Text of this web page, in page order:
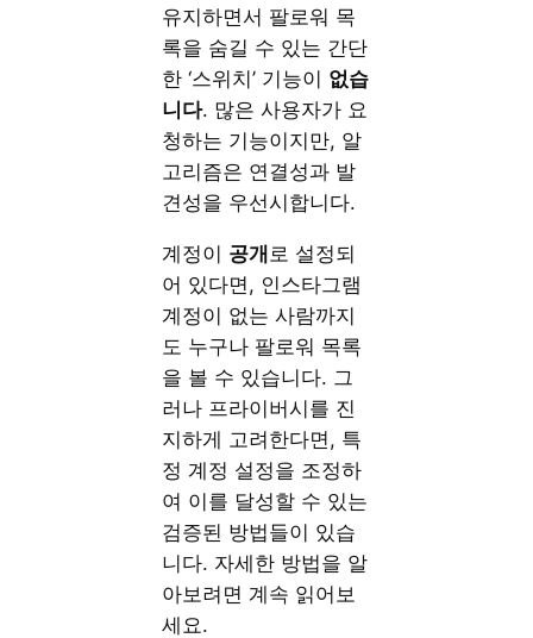
유지하면서 팔로워 목
록을 숨길 수 있는 간단
한 ‘스위치’ 기능이 없습
니다. 많은 사용자가 요
청하는 기능이지만, 알
고리즘은 연결성과 발
견성을 우선시합니다.
계정이 공개 로 설정되
어 있다면, 인스타그램
계정이 없는 사람까지
도 누구나 팔로워 목록
을 볼 수 있습니다. 그
러나 프라이버시를 진
지하게 고려한다면, 특
정 계정 설정을 조정하
여 이를 달성할 수 있는
검증된 방법들이 있습
니다. 자세한 방법을 알
아보려면 계속 읽어보
세요.